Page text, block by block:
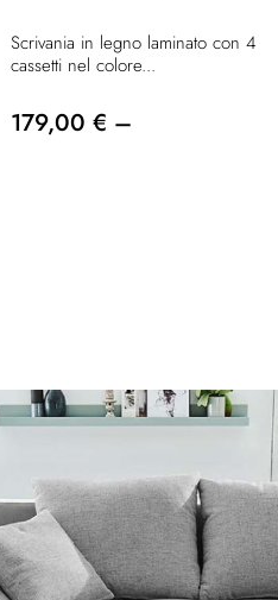
Scrivania in legno laminato con 4
cassetti nel colore...
179,00 € –